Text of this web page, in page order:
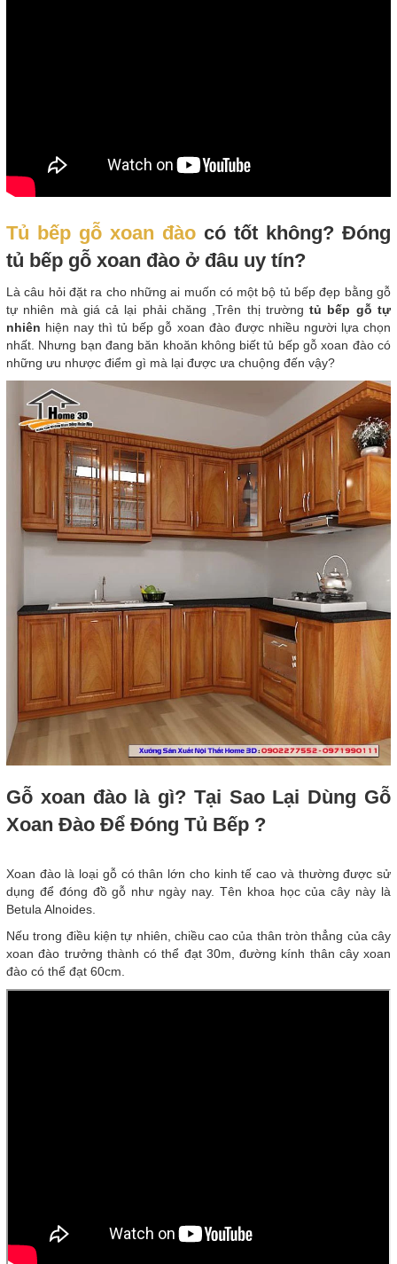
Tủ bếp gỗ xoan đào có tốt không? Đóng
tủ bếp gỗ xoan đào ở đâu uy tín?
Là câu hỏi đặt ra cho những ai muốn có một bộ tủ bếp đẹp bằng gỗ
tự nhiên mà giá cả lại phải chăng ,Trên thị trườngtủ bếp gỗ tự
nhiên hiện nay thì tủ bếp gỗ xoan đào được nhiều người lựa chọn
nhất. Nhưng bạn đang băn khoăn không biết tủ bếp gỗ xoan đào có
những ưu nhược điểm gì mà lại được ưa chuộng đến vậy?
Gỗ xoan đào là gì? Tại Sao Lại Dùng Gỗ
Xoan Đào Để Đóng Tủ Bếp ?
Xoan đào là loại gỗ có thân lớn cho kinh tế cao và thường được sử
dụng để đóng đồ gỗ như ngày nay. Tên khoa học của cây này là
Betula Alnoides.
Nếu trong điều kiện tự nhiên, chiều cao của thân tròn thẳng của cây
xoan đào trưởng thành có thể đạt 30m, đường kính thân cây xoan
đào có thể đạt 60cm.